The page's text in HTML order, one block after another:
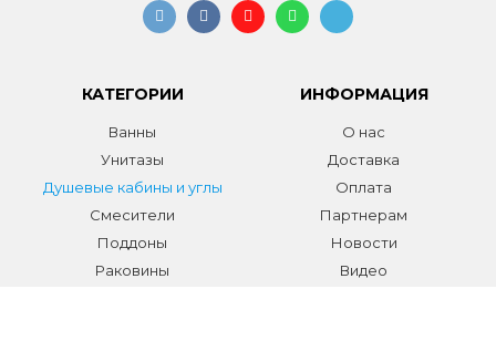
КАТЕГОРИИ
Ванны
Унитазы
Душевые кабины и углы
Смесители
Поддоны
Раковины
ИНФОРМАЦИЯ
О нас
Доставка
Оплата
Партнерам
Новости
Видео